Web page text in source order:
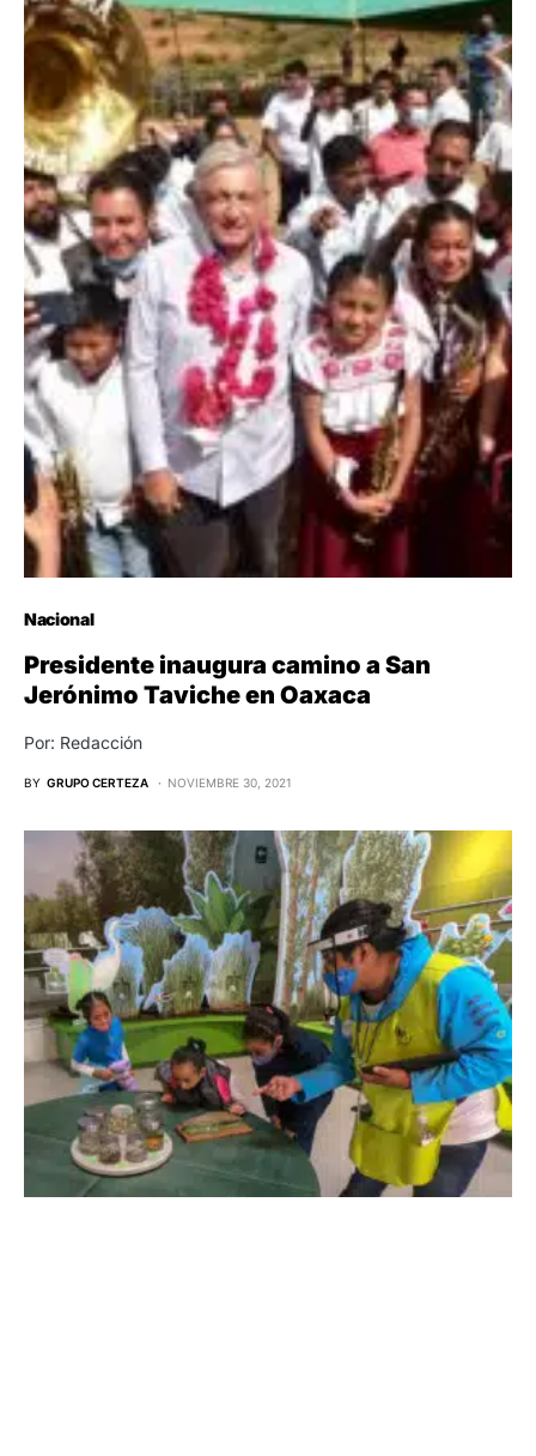
Nacional
Presidente inaugura camino a San
Jerónimo Taviche en Oaxaca
Por: Redacción
BY GRUPO CERTEZA NOVIEMBRE 30, 2021